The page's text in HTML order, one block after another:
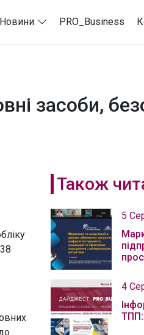
Новини PRO_Business
засоби,
Також
5
4
ТПП: